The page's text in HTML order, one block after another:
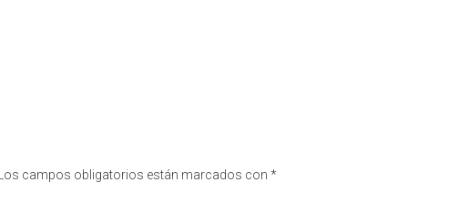
Los campos obligatorios están marcados con *